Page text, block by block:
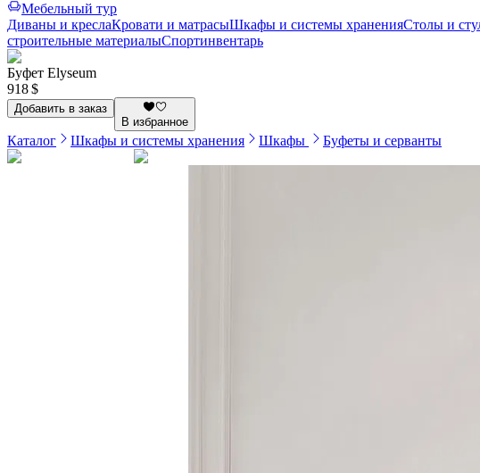
Мебельный тур
Диваны и креслаКровати и матрасыШкафы и системы храненияСтолы и
строительные материалыСпортинвентарь
Буфет Elyseum
918 $
Добавить в заказ
В избранное
Каталог Шкафы и системы хранения Шкафы Буфеты и серванты